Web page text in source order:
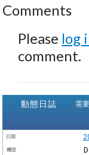
Comments
Please log
comment.
動態日誌 需
日期
機型